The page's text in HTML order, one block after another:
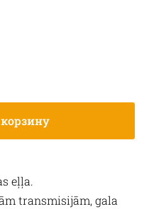
eļļa.
transmisijām, gala